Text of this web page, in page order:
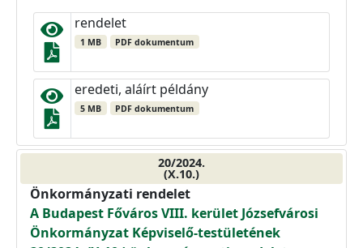
rendelet
1 MB PDF dokumentum
eredeti, aláírt példány
5 MB PDF dokumentum
20/2024.
(X.10.)
Önkormányzati rendelet
A Budapest Főváros VIII. kerület Józsefvárosi
Önkormányzat Képviselő-testületének